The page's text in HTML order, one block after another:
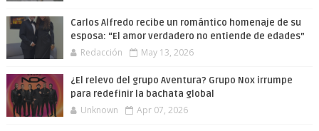
Carlos Alfredo recibe un romántico homenaje de su
esposa: “El amor verdadero no entiende de edades”
Redacción May 13, 2026
¿El relevo del grupo Aventura? Grupo Nox irrumpe
para redefinir la bachata global
Unknown Apr 07, 2026